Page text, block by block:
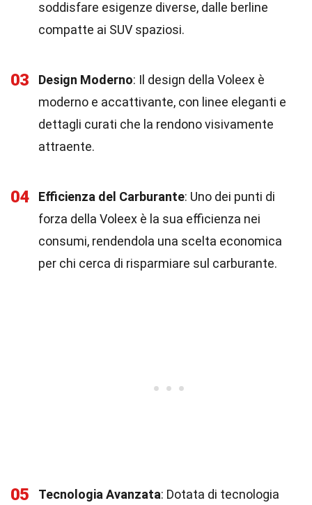
soddisfare esigenze diverse, dalle berline
compatte ai SUV spaziosi.
03 Design Moderno: Il design della Voleex è
moderno e accattivante, con linee eleganti e
dettagli curati che la rendono visivamente
attraente.
04 Efficienza del Carburante: Uno dei punti di
forza della Voleex è la sua efficienza nei
consumi, rendendola una scelta economica
per chi cerca di risparmiare sul carburante.
05 Tecnologia Avanzata: Dotata di tecnologia